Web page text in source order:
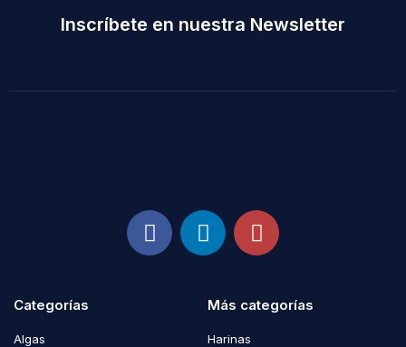
Inscríbete en nuestra Newsletter
Categorías
Algas
Más categorías
Harinas